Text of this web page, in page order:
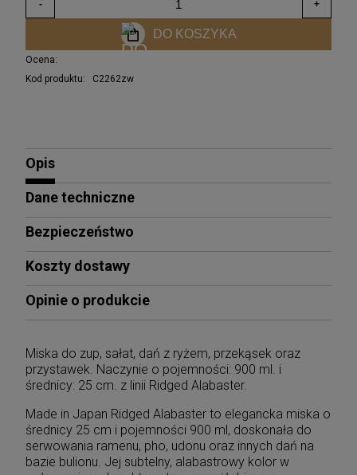
DO KOSZYKA
Ocena:
Kod produktu:
C2262zw
Opis
Dane techniczne
Bezpieczeństwo
Koszty dostawy
Opinie o produkcie
Miska do zup, sałat, dań z ryżem, przekąsek oraz
przystawek. Naczynie o pojemności: 900 ml. i
średnicy: 25 cm. z linii Ridged Alabaster.
Made in Japan Ridged Alabaster to elegancka miska o
średnicy 25 cm i pojemności 900 ml, doskonała do
serwowania ramenu, pho, udonu oraz innych dań na
bazie bulionu. Jej subtelny, alabastrowy kolor w